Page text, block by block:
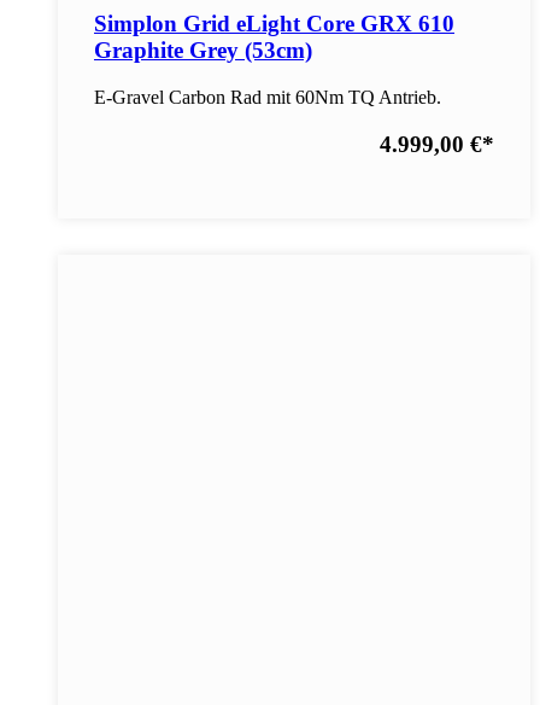
Simplon Grid eLight Core GRX 610
Graphite Grey (53cm)
E-Gravel Carbon Rad mit 60Nm TQ Antrieb.
4.999,00 €*